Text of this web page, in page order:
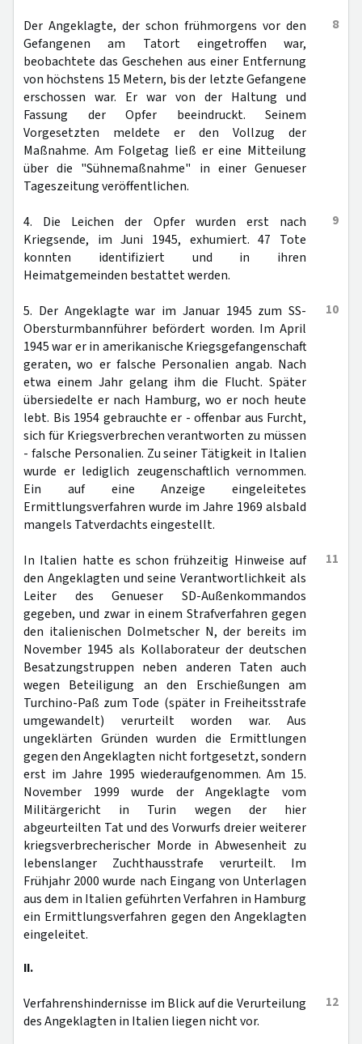
8
Der Angeklagte, der schon frühmorgens vor den
Gefangenen am Tatort eingetroffen war,
beobachtete das Geschehen aus einer Entfernung
von höchstens 15 Metern, bis der letzte Gefangene
erschossen war. Er war von der Haltung und
Fassung der Opfer beeindruckt. Seinem
Vorgesetzten meldete er den Vollzug der
Maßnahme. Am Folgetag ließ er eine Mitteilung
über die "Sühnemaßnahme" in einer Genueser
Tageszeitung veröffentlichen.
9
4. Die Leichen der Opfer wurden erst nach
Kriegsende, im Juni 1945, exhumiert. 47 Tote
konnten identifiziert und in ihren
Heimatgemeinden bestattet werden.
10
5. Der Angeklagte war im Januar 1945 zum SS-
Obersturmbannführer befördert worden. Im April
1945 war er in amerikanische Kriegsgefangenschaft
geraten, wo er falsche Personalien angab. Nach
etwa einem Jahr gelang ihm die Flucht. Später
übersiedelte er nach Hamburg, wo er noch heute
lebt. Bis 1954 gebrauchte er - offenbar aus Furcht,
sich für Kriegsverbrechen verantworten zu müssen
- falsche Personalien. Zu seiner Tätigkeit in Italien
wurde er lediglich zeugenschaftlich vernommen.
Ein auf eine Anzeige eingeleitetes
Ermittlungsverfahren wurde im Jahre 1969 alsbald
mangels Tatverdachts eingestellt.
11
In Italien hatte es schon frühzeitig Hinweise auf
den Angeklagten und seine Verantwortlichkeit als
Leiter des Genueser SD-Außenkommandos
gegeben, und zwar in einem Strafverfahren gegen
den italienischen Dolmetscher N, der bereits im
November 1945 als Kollaborateur der deutschen
Besatzungstruppen neben anderen Taten auch
wegen Beteiligung an den Erschießungen am
Turchino-Paß zum Tode (später in Freiheitsstrafe
umgewandelt) verurteilt worden war. Aus
ungeklärten Gründen wurden die Ermittlungen
gegen den Angeklagten nicht fortgesetzt, sondern
erst im Jahre 1995 wiederaufgenommen. Am 15.
November 1999 wurde der Angeklagte vom
Militärgericht in Turin wegen der hier
abgeurteilten Tat und des Vorwurfs dreier weiterer
kriegsverbrecherischer Morde in Abwesenheit zu
lebenslanger Zuchthausstrafe verurteilt. Im
Frühjahr 2000 wurde nach Eingang von Unterlagen
aus dem in Italien geführten Verfahren in Hamburg
ein Ermittlungsverfahren gegen den Angeklagten
eingeleitet.
II.
12
Verfahrenshindernisse im Blick auf die Verurteilung
des Angeklagten in Italien liegen nicht vor.